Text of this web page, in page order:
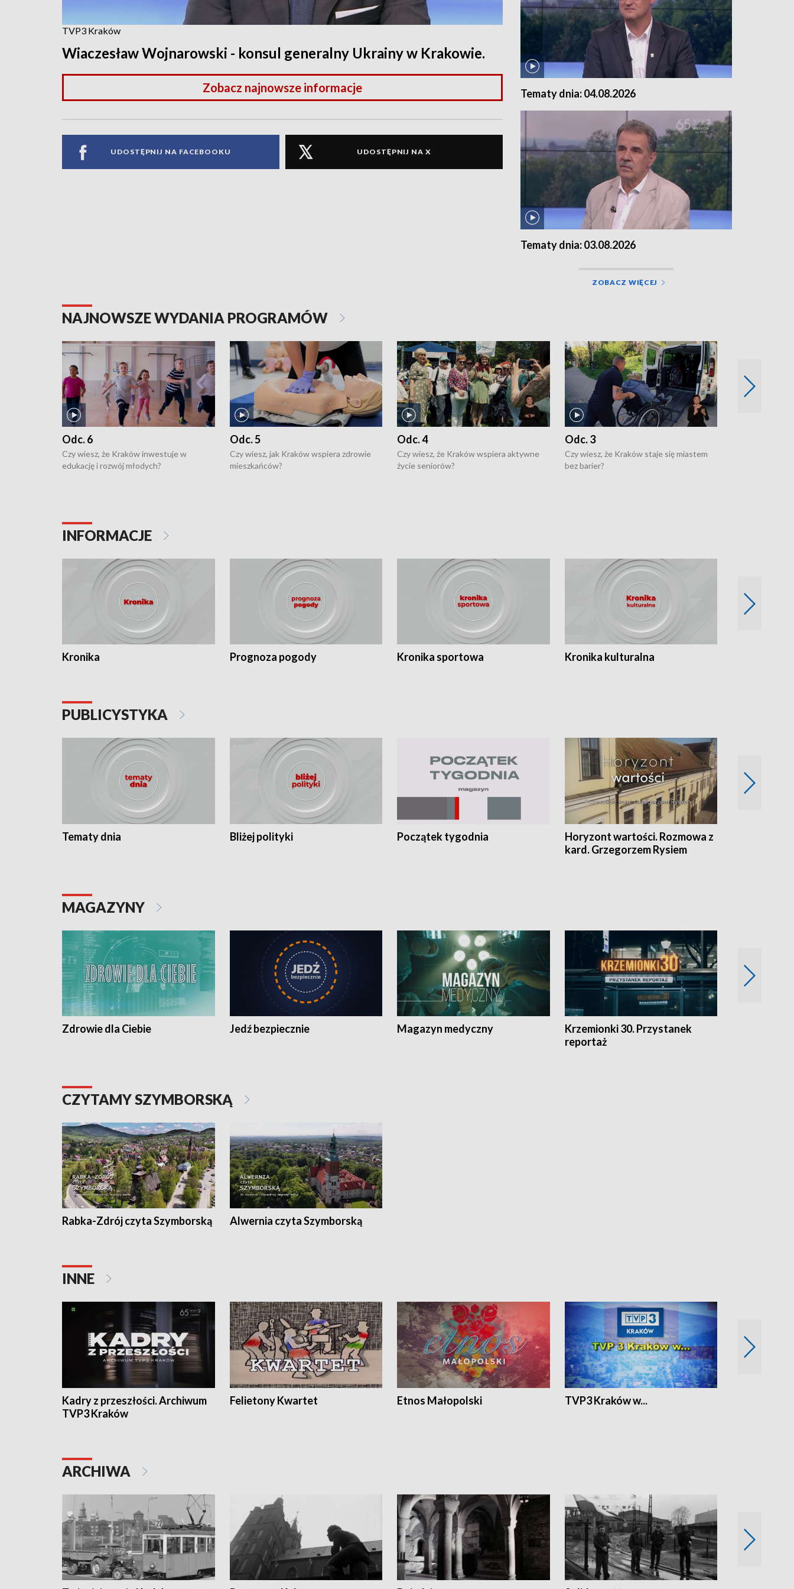
TVP3 Kraków
Wiaczesław Wojnarowski - konsul generalny Ukrainy w Krakowie.
Zobacz najnowsze informacje
UDOSTĘPNIJ NA FACEBOOKU UDOSTĘPNIJ NA X
Tematy dnia: 04.08.2026
Tematy dnia: 03.08.2026
ZOBACZ WIĘCEJ
NAJNOWSZE WYDANIA PROGRAMÓW
Odc. 6
Czy wiesz, że Kraków inwestuje w
edukację i rozwój młodych?
Odc. 5
Czy wiesz, jak Kraków wspiera zdrowie
mieszkańców?
Odc. 4
Czy wiesz, że Kraków wspiera aktywne
życie seniorów?
Odc. 3
Czy wiesz, że Kraków staje się miastem
bez barier?
INFORMACJE
Kronika Prognoza pogody Kronika sportowa Kronika kulturalna
PUBLICYSTYKA
Tematy dnia Bliżej polityki Początek tygodnia
Horyzont wartości. Rozmowa z
kard. Grzegorzem Rysiem
MAGAZYNY
Zdrowie dla Ciebie Jedź bezpiecznie Magazyn medyczny
Krzemionki 30. Przystanek
reportaż
CZYTAMY SZYMBORSKĄ
Rabka-Zdrój czyta Szymborską Alwernia czyta Szymborską
INNE
Kadry z przeszłości. Archiwum
TVP3 Kraków
Felietony Kwartet Etnos Małopolski TVP3 Kraków w...
ARCHIWA